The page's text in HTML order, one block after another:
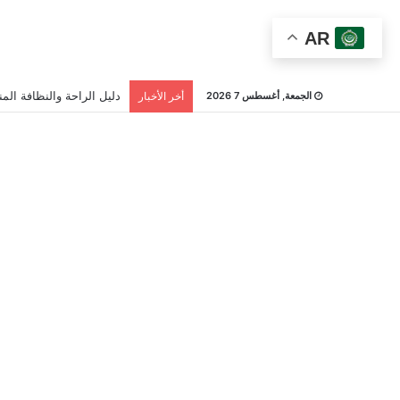
الجمعة, أغسطس 7 2026 أخر الأخبار دليل الراحة والنظافة
AR